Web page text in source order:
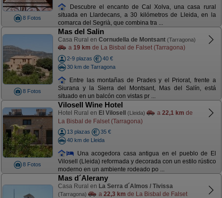
8 Fotos
Descubre el encanto de Cal Xolva, una casa rural
situada en Llardecans, a 30 kilómetros de Lleida, en la
comarca del Segrià, que combina tra ...
8 Fotos
Mas del Salin
Casa Rural en Cornudella de Montsant (Tarragona)
a 19 km de La Bisbal de Falset (Tarragona)
2-9 plazas
40 €
30 km de Tarragona
Entre las montañas de Prades y el Priorat, frente a
Siurana y la Sierra del Montsant, Mas del Salín, está
situado en un balcón con vistas pr ...
8 Fotos
Vilosell Wine Hotel
Hotel Rural en El Vilosell (Lleida) a 22,1 km de
La Bisbal de Falset (Tarragona)
13 plazas
35 €
40 km de Lleida
Una acogedora casa antigua en el pueblo de El
Vilosell (Lleida) reformada y decorada con un estilo rústico
moderno en un ambiente rodeado po ...
Mas d´Alerany
Casa Rural en La Serra d´Almos / Tivissa
(Tarragona) a 22,3 km de La Bisbal de Falset